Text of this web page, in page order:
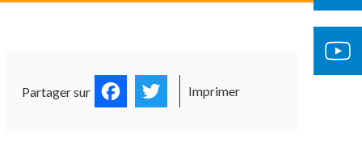
Partager sur FacebookTwitter
Imprimer